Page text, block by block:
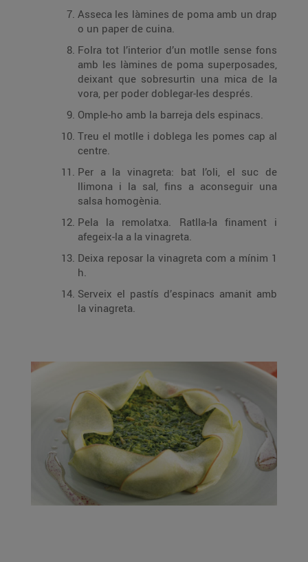
Asseca les làmines de poma amb un drap
o un paper de cuina.
Folra tot l’interior d’un motlle sense fons
amb les làmines de poma superposades,
deixant que sobresurtin una mica de la
vora, per poder doblegar-les després.
Omple-ho amb la barreja dels espinacs.
Treu el motlle i doblega les pomes cap al
centre.
Per a la vinagreta: bat l’oli, el suc de
llimona i la sal, fins a aconseguir una
salsa homogènia.
Pela la remolatxa. Ratlla-la finament i
afegeix-la a la vinagreta.
Deixa reposar la vinagreta com a mínim 1
h.
Serveix el pastís d’espinacs amanit amb
la vinagreta.